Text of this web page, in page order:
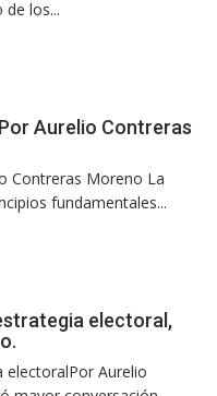
los...
Aurelio Contreras
Contreras Moreno La
fundamentales...
electoral,
electoralPor Aurelio